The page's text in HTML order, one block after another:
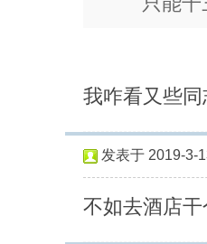
我咋看又些
发表于 2019-3-
不如去酒店